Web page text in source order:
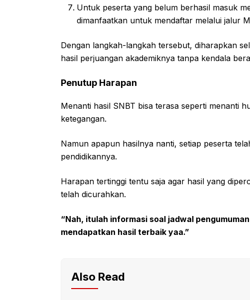
Untuk peserta yang belum berhasil masuk
dimanfaatkan untuk mendaftar melalui jalur
Dengan langkah-langkah tersebut, diharapkan
hasil perjuangan akademiknya tanpa kendala
Penutup Harapan
Menanti hasil SNBT bisa terasa seperti menanti
ketegangan.
Namun apapun hasilnya nanti, setiap peserta
pendidikannya.
Harapan tertinggi tentu saja agar hasil yang
telah dicurahkan.
“Nah, itulah informasi soal jadwal
mendapatkan hasil terbaik yaa.”
Also Read